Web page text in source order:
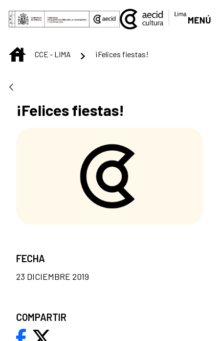
Saltar al contenido principal
MENÚ
INICIOCCE - LIMA ¡Felices fiestas!
¡Felices fiestas!
FECHA
23 DICIEMBRE 2019
COMPARTIR